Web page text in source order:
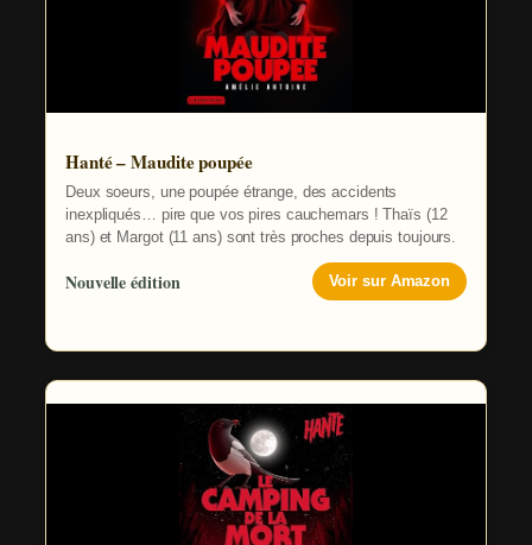
Hanté – Maudite poupée
Deux soeurs, une poupée étrange, des accidents
inexpliqués… pire que vos pires cauchemars ! Thaïs (12
ans) et Margot (11 ans) sont très proches depuis toujours.
Nouvelle édition Voir sur Amazon